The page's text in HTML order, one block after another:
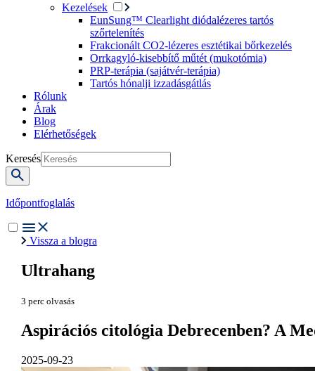
Kezelések
EunSung™ Clearlight diódalézeres tartós
szőrtelenítés
Frakcionált CO2-lézeres esztétikai bőrkezelés
Orrkagyló-kisebbítő műtét (mukotómia)
PRP-terápia (sajátvér-terápia)
Tartós hónalji izzadásgátlás
Rólunk
Árak
Blog
Elérhetőségek
Keresés
Időpontfoglalás
Vissza a blogra
Ultrahang
3 perc olvasás
Aspirációs citológia Debrecenben? A
2025-09-23